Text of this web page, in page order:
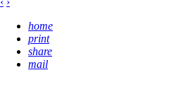
home
print
share
mail